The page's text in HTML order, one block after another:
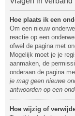
Hoe plaats ik een
Om een nieuw
reactie op een
ofwel de pagina met
Mogelijk moet je je
aanmaken, de
onderaan de pagina
je mag geen nieuwe
antwoorden op een
Hoe wijzig of